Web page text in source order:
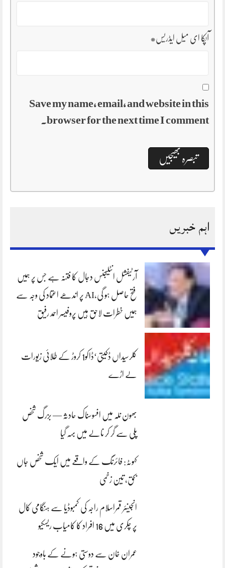
آپکا ای میل ایڈریس*
Save my name, email, and website in this
browser for the next time I comment.
اہم خبریں
آرٹیفشل انٹلیجنس دجال کا فتنہ ہے جس پر ہمیں
فتح حاصل ہو گی،AI پر اندھے اعتماد کی وجہ سے
ہمیں خطرات لاحق ہیں پروفیسر احمد رفیق
کلرسیداں ڈکیتی‘ڈاکو1 کروڑ کے طلائی زیورات
لے اڑے
بھون نلہ میں افسوسناک حادثہ — بزرگ شخص
پلی سے گر کر نالے میں بہہ گیا
کہوٹہ: فائرنگ کے واقعے میں ایک شخص جاں
بحق، تین زخمی
انجینئر قمراسلام راجہ کی کمبوڈیا سے ہنگامی کال
پر چکری میں 16 افراد کا کامیاب ریسکیو
عمران خان سے دوستی ہونے کے باوجود